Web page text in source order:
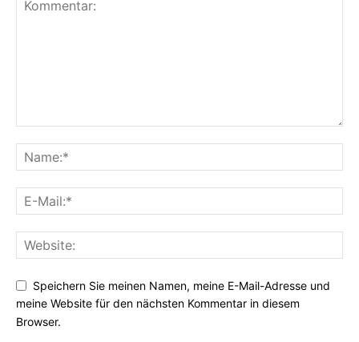
Speichern Sie meinen Namen, meine E-Mail-Adresse und
meine Website für den nächsten Kommentar in diesem
Browser.